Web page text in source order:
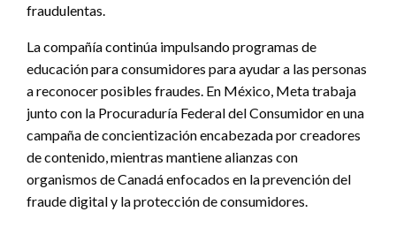
fraudulentas.
La compañía continúa impulsando programas de
educación para consumidores para ayudar a las personas
a reconocer posibles fraudes. En México, Meta trabaja
junto con la Procuraduría Federal del Consumidor en una
campaña de concientización encabezada por creadores
de contenido, mientras mantiene alianzas con
organismos de Canadá enfocados en la prevención del
fraude digital y la protección de consumidores.